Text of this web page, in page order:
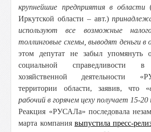
крупнейшие предприятия в области
Иркутской области – авт.)
используют все возможные
толлинговые схемы, выводят деньги
этом депутат не забыл упомянуть
социальной справедливости в
хозяйственной деятельности
территории области, заявив, что «
рабочий в горячем цеху получает 15-
Реакция «РУСАЛа» последовала
марта компания выпустила пресс-